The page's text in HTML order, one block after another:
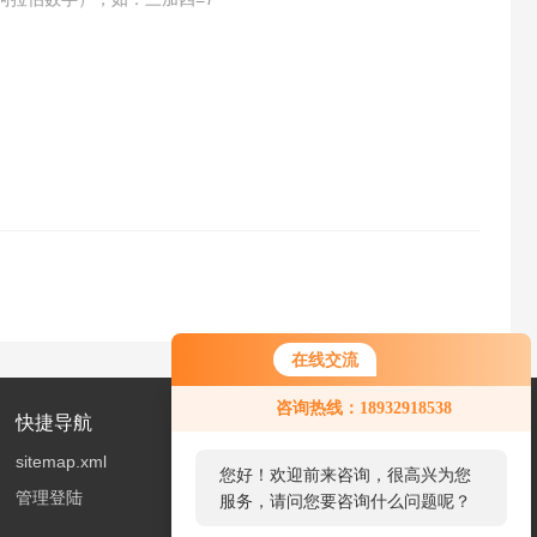
在线交流
咨询热线：18932918538
您好！欢迎前来咨询，很高兴为您
服务，请问您要咨询什么问题呢？
您好，看您停留很久了，是否找到
了需求产品，您可以直接在线与我
快捷导航
sitemap.xml
管理登陆